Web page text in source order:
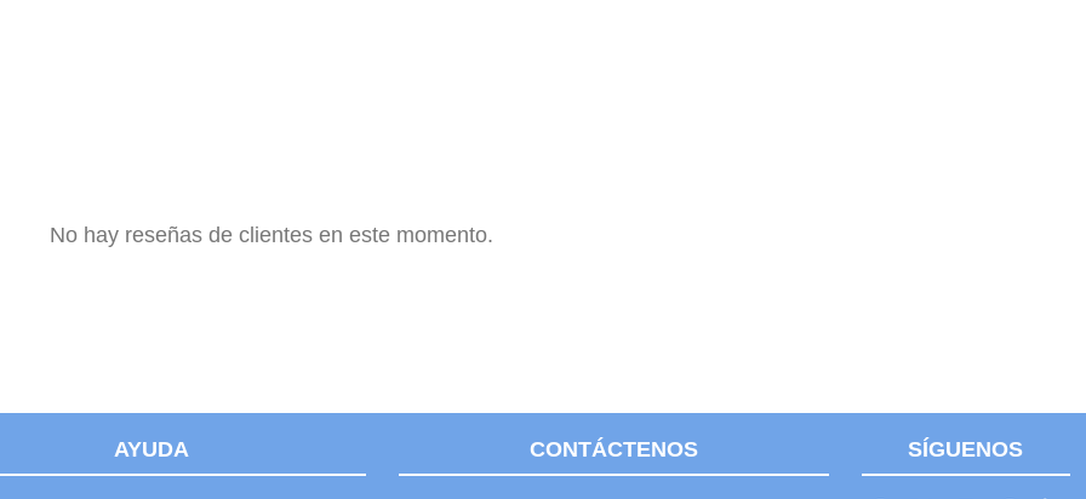
No hay reseñas de clientes en este momento.
AYUDA CONTÁCTENOS SÍGUENOS